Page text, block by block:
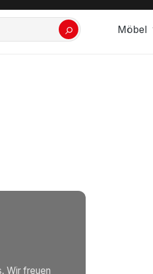
Möbel
Wir freuen